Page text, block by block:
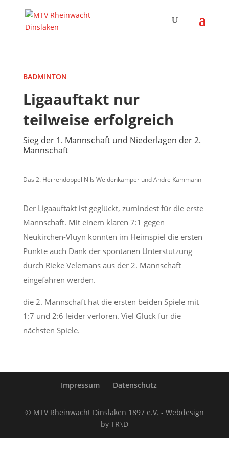
BADMINTON
Ligaauftakt nur
teilweise erfolgreich
Sieg der 1. Mannschaft und Niederlagen der 2.
Mannschaft
Das 2. Herrendoppel Nils Weidenkämper und Andre Kammann
Der Ligaauftakt ist geglückt, zumindest für die erste
Mannschaft. Mit einem klaren 7:1 gegen
Neukirchen-Vluyn konnten im Heimspiel die ersten
Punkte auch Dank der spontanen Unterstützung
durch Rieke Velemans aus der 2. Mannschaft
eingefahren werden.
die 2. Mannschaft hat die ersten beiden Spiele mit
1:7 und 2:6 leider verloren. Viel Glück für die
nächsten Spiele.
Impressum Datenschutz
© MTV Rheinwacht Dinslaken 1897 e.V. - Webdesign
by TR \ D